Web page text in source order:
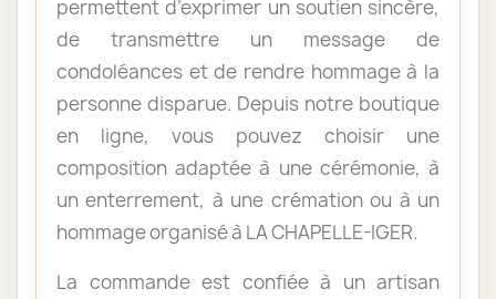
permettent d’exprimer un soutien sincère,
de transmettre un message de
condoléances et de rendre hommage à la
personne disparue. Depuis notre boutique
en ligne, vous pouvez choisir une
composition adaptée à une cérémonie, à
un enterrement, à une crémation ou à un
hommage organisé à LA CHAPELLE-IGER.
La commande est confiée à un artisan